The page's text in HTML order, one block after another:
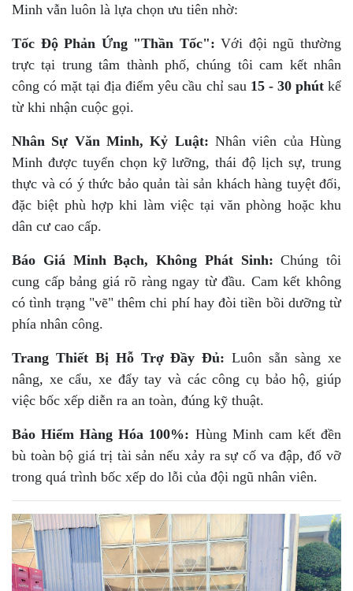
Minh vẫn luôn là lựa chọn ưu tiên nhờ:
Tốc Độ Phản Ứng "Thần Tốc": Với đội ngũ thường
trực tại trung tâm thành phố, chúng tôi cam kết nhân
công có mặt tại địa điểm yêu cầu chỉ sau 15 - 30 phútkể
từ khi nhận cuộc gọi.
Nhân Sự Văn Minh, Kỷ Luật: Nhân viên của Hùng
Minh được tuyển chọn kỹ lưỡng, thái độ lịch sự, trung
thực và có ý thức bảo quản tài sản khách hàng tuyệt đối,
đặc biệt phù hợp khi làm việc tại văn phòng hoặc khu
dân cư cao cấp.
Báo Giá Minh Bạch, Không Phát Sinh: Chúng tôi
cung cấp bảng giá rõ ràng ngay từ đầu. Cam kết không
có tình trạng "vẽ" thêm chi phí hay đòi tiền bồi dưỡng từ
phía nhân công.
Trang Thiết Bị Hỗ Trợ Đầy Đủ: Luôn sẵn sàng xe
nâng, xe cẩu, xe đẩy tay và các công cụ bảo hộ, giúp
việc bốc xếp diễn ra an toàn, đúng kỹ thuật.
Bảo Hiểm Hàng Hóa 100%: Hùng Minh cam kết đền
bù toàn bộ giá trị tài sản nếu xảy ra sự cố va đập, đổ vỡ
trong quá trình bốc xếp do lỗi của đội ngũ nhân viên.